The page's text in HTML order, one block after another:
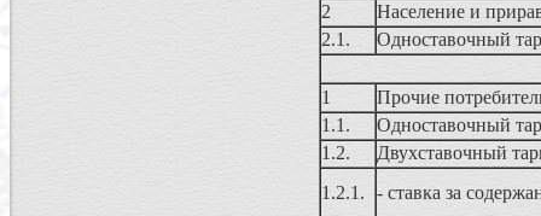
2
Население и
2.1.
Одноставочный
1
Прочие
1.1.
Одноставочный
1.2.
Двухставочный
1.2.1.
- ставка за